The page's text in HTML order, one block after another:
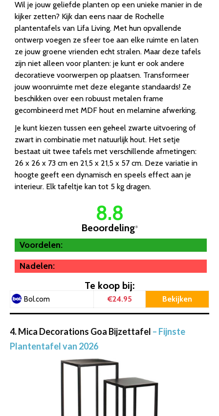
Wil je jouw geliefde planten op een unieke manier in de
kijker zetten? Kijk dan eens naar de Rochelle
plantentafels van Lifa Living. Met hun opvallende
ontwerp voegen ze sfeer toe aan elke ruimte en laten
ze jouw groene vrienden echt stralen. Maar deze tafels
zijn niet alleen voor planten: je kunt er ook andere
decoratieve voorwerpen op plaatsen. Transformeer
jouw woonruimte met deze elegante standaards! Ze
beschikken over een robuust metalen frame
gecombineerd met MDF hout en melamine afwerking.
Je kunt kiezen tussen een geheel zwarte uitvoering of
zwart in combinatie met natuurlijk hout. Het setje
bestaat uit twee tafels met verschillende afmetingen:
26 x 26 x 73 cm en 21,5 x 21,5 x 57 cm. Deze variatie in
hoogte geeft een dynamisch en speels effect aan je
interieur. Elk tafeltje kan tot 5 kg dragen.
8.8
Beoordeling*
Voordelen:
Nadelen:
Te koop bij:
Bol.com €24.95 Bekijken
4. Mica Decorations Goa Bijzettafel – Fijnste
Plantentafel van 2026